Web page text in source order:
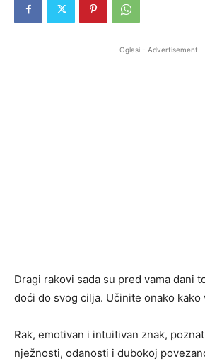
Oglasi - Advertisement
Dragi rakovi sada su pred vama dani
doći do svog cilja. Učinite onako kako
Rak, emotivan i intuitivan znak,
nježnosti, odanosti i dubokoj